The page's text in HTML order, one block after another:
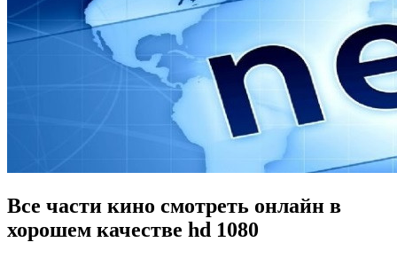
Все части кино смотреть онлайн в
хорошем качестве hd 1080